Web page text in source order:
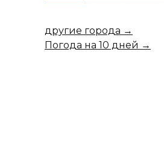
другие города →
Погода на 10 дней →